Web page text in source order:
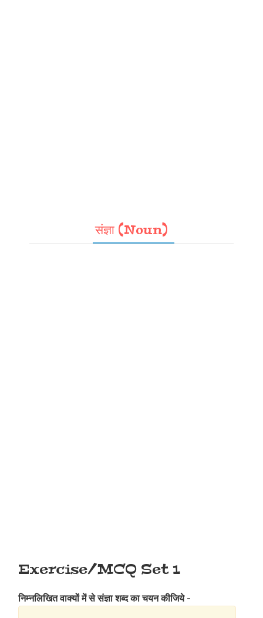
संज्ञा (Noun)
Exercise/MCQ Set 1
निम्नलिखित वाक्यों में से संज्ञा शब्द का चयन कीजिये -